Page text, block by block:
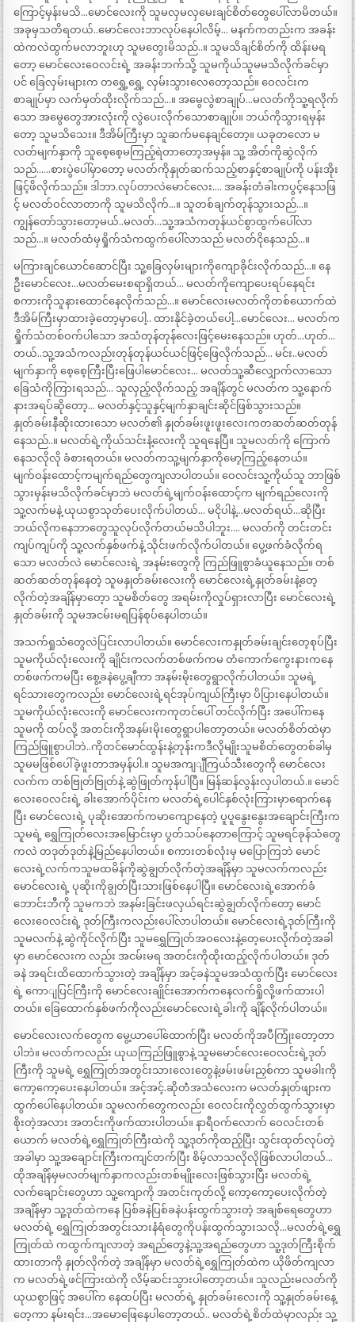
ကြောင့်မှန်းမသိ…မောင်လေးကို သူမလှမလှမေးချင်စိတ်တွေပေါ်လာမိတယ်။
အခုမှသတိရတယ်..မောင်လေးဘာလုပ်နေပါလိမ့်… မနက်ကတည်းက အခန်း
ထဲကလဲထွက်မလာဘူးဟု သူမတွေးမိသည်..။ သူမသိချင်စိတ်ကို ထိန်းမရ
တော့ မောင်လေးဝေလင်းရဲ့ အခန်းဘက်သို့ သူမကိုယ်သူမမသိလိုက်ခင်မှာ
ပင် ခြေလှမ်းများက တရွှေ့ရွှေ့ လှမ်းသွားလေတော့သည်။ ဝေလင်းက
စာချုပ်မှာ လက်မှတ်ထိုးလိုက်သည်…။ အမွေလွဲစာချုပ်…မလတ်ကိုသူ့ရလိုက်
သော အမွေတွေအားလုံးကို လွဲပေးလိုက်သောစာချုပ်။ ဘယ်ကိုသွားရမှန်း
တော့ သူမသိသေး။ ဒီအိမ်ကြီးမှာ သူဆက်မနေချင်တော့။ ယခုတလော မ
လတ်မျက်နှာကို သူစေ့စေ့မကြည့်ရဲတာတော့အမှန်။ သူ့ အိတ်ကိုဆွဲလိုက်
သည်……စားပွဲပေါ်မှာတော့ မလတ်ကိုနှုတ်ဆက်သည့်စာနှင့်စာချုပ်ကို ပန်းအိုး
ဖြင့်ဖိလိုက်သည်။ ဒါဘာ.လုပ်တာလဲမောင်လေး…. အခန်းတံခါးကပွင့်နေသဖြ
င့် မလတ်ဝင်လာတာကို သူမသိလိုက်…။ သူတစ်ချက်တုန်သွားသည်…။
ကျွန်တော်သွားတော့မယ်..မလတ်…သူ့အသံကတုန်ယင်စွာထွက်ပေါ်လာ
သည်…။ မလတ်ထံမှရှိုက်သံကထွက်ပေါ်လာသည် မလတ်ငိုနေသည်…။
မကြားချင်ယောင်ဆောင်ပြီး သူ့ခြေလှမ်းများကိုကျောခိုင်းလိုက်သည်…။ နေ
ဦးမောင်လေး…မလတ်မေးစရာရှိတယ်… မလတ်ကိုကျောပေးရပ်နေရင်း
စကားကိုသူနားထောင်နေလိုက်သည်…။ မောင်လေးမလတ်ကိုတစ်ယောက်ထဲ
ဒီအိမ်ကြီးမှာထားခဲ့တော့မှာပေါ့.. ထားနိုင်ခဲ့တယ်ပေါ့…မောင်လေး… မလတ်က
ရှိုက်သံတစ်ဝက်ပါသော အသံတုန်တုန်လေးဖြင့်မေးနေသည်။ ဟုတ်…ဟုတ်…
တယ်..သူ့အသံကလည်းတုန်တုန်ယင်ယင်ဖြင့်ဖြေလိုက်သည်… မင်း..မလတ်
မျက်နှာကို စေ့စေ့ကြီးပြီးဖြေပါမောင်လေး… မလတ်သူ့ဆီလျှောက်လာသော
ခြေသံကိုကြားရသည်… သူလှည့်လိုက်သည့် အချိန်တွင် မလတ်က သူ့နောက်
နားအရပ်ဆိုတော့… မလတ်နှင့်သူနှင့်မျက်နှာချင်းဆိုင်ဖြစ်သွားသည်။
နှုတ်ခမ်းနီဆိုးထားသော မလတ်၏ နှုတ်ခမ်းဖူးဖူးလေးကတဆတ်ဆတ်တုန်
နေသည်..။ မလတ်ရဲ့ကိုယ်သင်းနံ့လေးကို သူရနေပြီ။ သူမလတ်ကို ကြောက်
နေသလိုလို ခံစားရတယ်။ မလတ်ကသူ့မျက်နှာကိုမော့ကြည့်နေတယ်။
မျက်ဝန်းထောင့်ကမျက်ရည်တွေကျလာပါတယ်။ ဝေလင်းသူ့ကိုယ်သူ ဘာဖြစ်
သွားမှန်းမသိလိုက်ခင်မှာဘဲ မလတ်ရဲ့မျက်ဝန်းထောင့်က မျက်ရည်လေးကို
သူ့လက်မနဲ့ ယုယစွာသုတ်ပေးလိုက်ပါတယ်… မငိုပါနဲ့…မလတ်ရယ်…ဆိုပြီး
ဘယ်လိုကနေဘာတွေသူလုပ်လိုက်တယ်မသိပါဘူး…. မလတ်ကို တင်းတင်း
ကျပ်ကျပ်ကို သူ့လက်နှစ်ဖက်နဲ့ သိုင်းဖက်လိုက်ပါတယ်။ ပွေ့ဖက်ခံလိုက်ရ
သော မလတ်လဲ မောင်လေးရဲ့ အနမ်းတွေကို ကြည်ဖြူစွာခံယူနေသည်။ တစ်
ဆတ်ဆတ်တုန်နေတဲ့ သူမနှုတ်ခမ်းလေးကို မောင်လေးရဲ့နှုတ်ခမ်းနဲ့တေ့
လိုက်တဲ့အချိန်မှာတေ့ာ သူမစိတ်တွေ အရမ်းကိုလှုပ်ရှားလာပြီး မောင်လေးရဲ့
နှုတ်ခမ်းကို သူမအငမ်းမရပြန်စုပ်နေပါတယ်။
အသက်ရှုသံတွေလဲပြင်းလာပါတယ်။ မောင်လေးကနှုတ်ခမ်းချင်းတေ့စုပ်ပြီး
သူမကိုယ်လုံးလေးကို ချိုင်းကလက်တစ်ဖက်ကမ တံကောက်ကွေးနားကနေ
တစ်ဖက်ကမပြီး စွေ့ခနဲပွေ့ချီကာ အနမ်းမိုးတွေရွာလိုက်ပါတယ်။ သူမရဲ့
ရင်သားတွေကလည်း မောင်လေးရဲ့ရင်အုပ်ကျယ်ကြီးမှာ ပိပြားနေပါတယ်။
သူမကိုယ်လုံးလေးကို မောင်လေးကကုတင်ပေါ် တင်လိုက်ပြီး အပေါ်ကနေ
သူမကို ထပ်လို့ အတင်းကိုအနမ်းမိုးတွေရွာပါတော့တယ်။ မလတ်စိတ်ထဲမှာ
ကြည်ဖြူစွာပါဘဲ..ကိုတင်မောင်ထွန်းနဲ့တုန်းကဒီလိုမျိုးသူမစိတ်တွေတစ်ခါမှ
သူမမဖြစ်ပေါ်ခဲ့ဖူးတာအမှန်ပါ.။ သူမအကျျီကြယ်သီးတွေကို မောင်လေး
လက်က တစ်ဗြုတ်ဗြုတ်နဲ့ ဆွဲဖြုတ်ကုန်ပါပြီ။ မြန်ဆန်လွန်းလှပါတယ်.။ မောင်
လေးဝေလင်းရဲ့ ခါးအောက်ပိုင်းက မလတ်ရဲ့ပေါင်နှစ်လုံးကြားမှာရောက်နေ
ပြီး မောင်လေးရဲ့ ပုဆိုးအောက်ကမာကျောနေတဲ့ ပူပူနွေးနွေးအချောင်းကြီးက
သူမရဲ့ ရွှေကြုတ်လေးအမြောင်းမှာ ပွတ်သပ်နေတာကြောင့် သူမရင်ခုန်သံတွေ
ကလဲ တဒုတ်ဒုတ်နဲ့မြည်နေပါတယ်။ စကားတစ်လုံးမှ မပြောကြဘဲ မောင်
လေးရဲ့လက်ကသူမထမိန်ကိုဆွဲချွတ်လိုက်တဲ့အချိန်မှာ သူမလက်ကလည်း
မောင်လေးရဲ့ ပုဆိုးကိုချွတ်ပြီးသားဖြစ်နေပါပြီ။ မောင်လေးရဲ့အောက်ခံ
ဘောင်းဘီကို သူမကဘဲ အနမ်းခြင်းဖလှယ်ရင်းဆွဲချွတ်လိုက်တော့ မောင်
လေးဝေလင်းရဲ့ ဒုတ်ကြီးကလည်းပေါ်လာပါတယ်။ မောင်လေးရဲ့ဒုတ်ကြီးကို
သူမလက်နဲ့ ဆွဲကိုင်လိုက်ပြီး သူမရွှေကြုတ်အဝလေးနဲ့တေ့ပေးလိုက်တဲ့အခါ
မှာ မောင်လေးက လည်း အငမ်းမရ အတင်းကိုထိုးထည့်လိုက်ပါတယ်။ ဒုတ်
ခနဲ အရင်းထိထောက်သွားတဲ့ အချိန်မှာ အင့်ခနဲသူမအသံထွက်ပြီး မောင်လေး
ရဲ့ ကောျပြင်ကြီးကို မောင်လေးချိုင်းအောက်ကနေလက်ရှိုလို့ဖက်ထားပါ
တယ်။ ခြေထောက်နှစ်ဖက်ကိုလည်းမောင်လေးရဲ့ခါးကို ချိန်လိုက်ပါတယ်။
မောင်လေးလက်တွေက မွေ့ယာပေါ်ထောက်ပြီး မလတ်ကိုအပီကြုံးတော့တာ
ပါဘဲ။ မလတ်ကလည်း ယုယကြည်ဖြူစွာနဲ့ သူမမောင်လေးဝေလင်းရဲ့ဒုတ်
ကြီးကို သူမရဲ့ ရွှေကြုတ်အတွင်းသားလေးတွေနဲ့ဖမ်းဖမ်းညှစ်ကာ သူမခါးကို
ကော့ကော့ပေးနေပါတယ်။ အင့်အင့်.ဆိုတဲံအသံလေးက မလတ်နှုတ်ဖျားက
ထွက်ပေါ်နေပါတယ်။ သူမလက်တွေကလည်း ဝေလင်းကိုလွှတ်ထွက်သွားမှာ
စိုးတဲ့အလား အတင်းကိုဖက်ထားပါတယ်။ နာရီဝက်လောက် ဝေလင်းတစ်
ယောက် မလတ်ရဲ့ရွှေကြုတ်ကြီးထဲကို သူ့ဒုတ်ကိုထည့်ပြီး သွင်းထုတ်လုပ်တဲ့
အခါမှာ သူ့အချောင်းကြီးကကျင်တက်ပြီး စိမ့်လာသလိုလိုဖြစ်လာပါတယ်…
ထိုအချိန်မှမလတ်မျက်နှာကလည်းတစ်မျိုးလေးဖြစ်သွားပြီး မလတ်ရဲ့
လက်ချောင်းတွေဟာ သူ့ကျောကို အတင်းကုတ်လို့ ကော့ကော့ပေးလိုက်တဲ့
အချိန်မှာ သူ့ဒုတ်ထဲကနေ ပြစ်ခနဲပြစ်ခနဲပန်းထွက်သွားတဲ့ အချစ်ရေတွေဟာ
မလတ်ရဲ့ ရွှေကြုတ်အတွင်းသားနံရံတွေကိုပန်းထွက်သွားသလို…မလတ်ရဲ့ရွှေ
ကြုတ်ထဲ ကထွက်ကျလာတဲ့ အရည်တွေနဲ့သူ့အရည်တွေဟာ သူ့ဒုတ်ကြီးစိုက်
ထားတာကို နှုတ်လိုက်တဲ့ အချိန်မှာ မလတ်ရဲ့ရွှေကြုတ်ထဲက ယိုဖိတ်ကျလာ
က မလတ်ရဲ့ဖင်ကြားထဲကို လိမ့်ဆင်းသွားပါတော့တယ်။ သူလည်းမလတ်ကို
ယုယစွာဖြင့် အပေါ်က နေထပ်ပြီး မလတ်ရဲ့ နှုတ်ခမ်းလေးကို သူ့နှုတ်ခမ်းနေ့
တေ့ကာ နမ်းရင်း…အမောဖြေနေပါတော့တယ်.. မလတ်ရဲ့စိတ်ထဲမှာလည်း သူ့